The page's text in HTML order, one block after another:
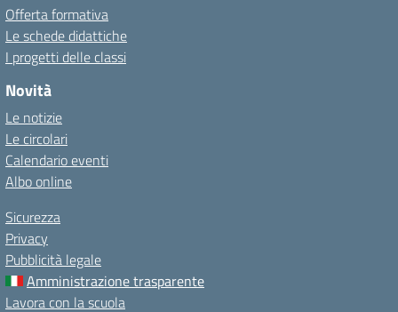
Offerta formativa
Le schede didattiche
I progetti delle classi
Novità
Le notizie
Le circolari
Calendario eventi
Albo online
Sicurezza
Privacy
Pubblicità legale
Amministrazione trasparente
Lavora con la scuola